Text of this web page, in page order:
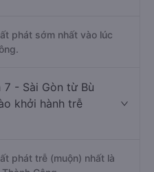
phát sớm nhất vào lúc
7 - Sài Gòn từ Bù
khởi hành trễ
phát trễ (muộn) nhất là